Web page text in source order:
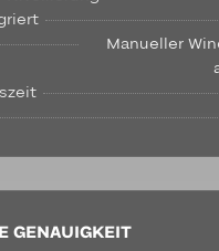
Manueller
GENAUIGKEIT